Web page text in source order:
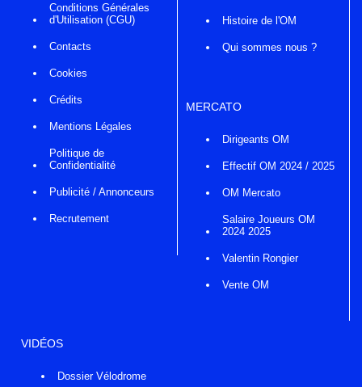
Conditions Générales
d'Utilisation (CGU)
Contacts
Cookies
Crédits
Mentions Légales
Politique de
Confidentialité
Publicité / Annonceurs
Recrutement
Histoire de l'OM
Qui sommes nous ?
MERCATO
Dirigeants OM
Effectif OM 2024 / 2025
OM Mercato
Salaire Joueurs OM
2024 2025
Valentin Rongier
Vente OM
VIDÉOS
Dossier Vélodrome